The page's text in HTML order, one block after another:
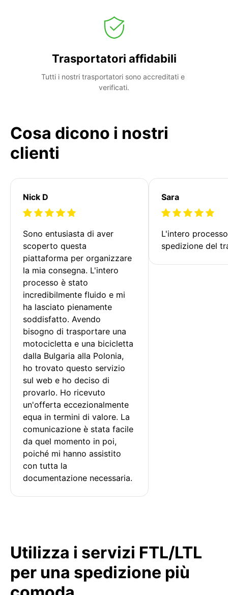
Trasportatori affidabili
Tutti i nostri trasportatori sono accreditati e
verificati.
Cosa dicono i nostri
clienti
Nick D
Sono entusiasta di aver
scoperto questa
piattaforma per organizzare
la mia consegna. L'intero
processo è stato
incredibilmente fluido e mi
ha lasciato pienamente
soddisfatto. Avendo
bisogno di trasportare una
motocicletta e una bicicletta
dalla Bulgaria alla Polonia,
ho trovato questo servizio
sul web e ho deciso di
provarlo. Ho ricevuto
un'offerta eccezionalmente
equa in termini di valore. La
comunicazione è stata facile
da quel momento in poi,
poiché mi hanno assistito
con tutta la
documentazione necessaria.
Sara
L'intero
spedizione del
Utilizza i servizi FTL/LTL
per una spedizione più